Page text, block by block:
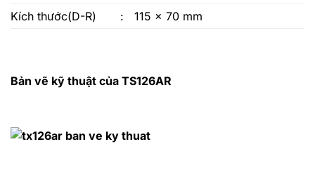
Kích thước(D-R)
: 115 x 70 mm
Bản vẽ kỹ thuật của TS126AR